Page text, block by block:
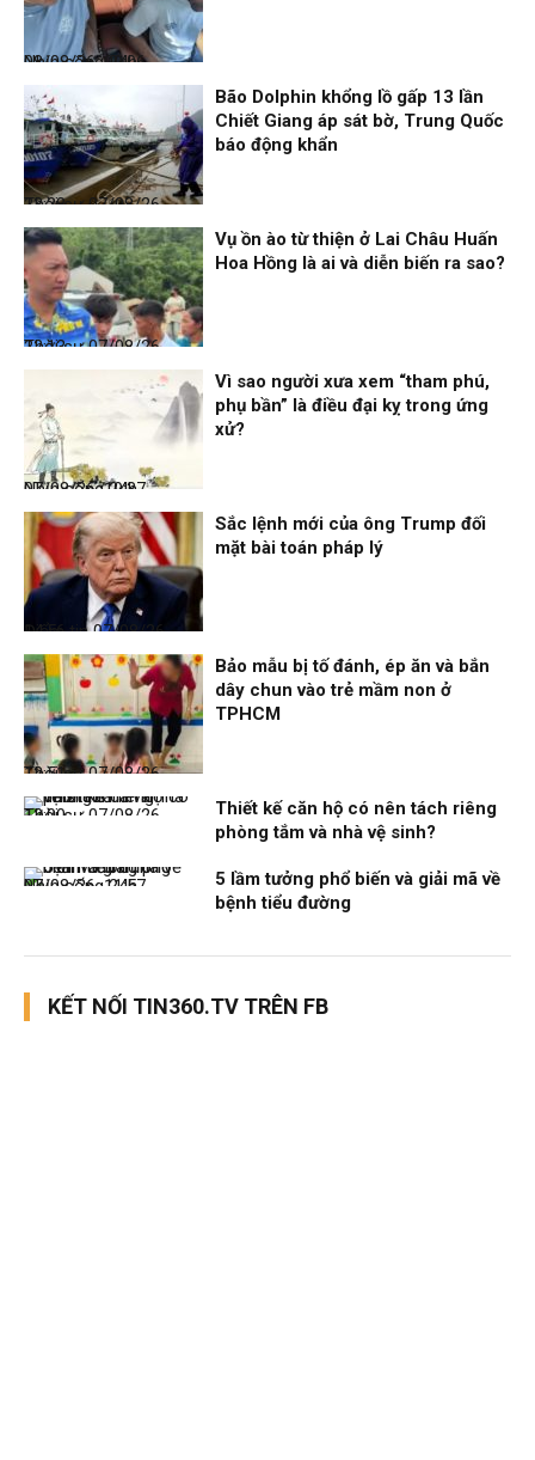
Nhịp sống 24h
08/08/26, 09:06
Thời sự
07/08/26, 23:28
Bão Dolphin khổng lồ gấp 13 lần
Chiết Giang áp sát bờ, Trung Quốc
báo động khẩn
Thời sự
07/08/26, 22:13
Vụ ồn ào từ thiện ở Lai Châu Huấn
Hoa Hồng là ai và diễn biến ra sao?
Nhịp sống 24h
07/08/26, 19:37
Vì sao người xưa xem “tham phú,
phụ bần” là điều đại kỵ trong ứng
xử?
Điểm tin
07/08/26, 14:56
Sắc lệnh mới của ông Trump đối
mặt bài toán pháp lý
Thời sự
07/08/26, 12:51
Bảo mẫu bị tố đánh, ép ăn và bắn
dây chun vào trẻ mầm non ở
TPHCM
Thời sự
07/08/26, 12:00
Thiết kế căn hộ có nên tách riêng
phòng tắm và nhà vệ sinh?
Nhịp sống 24h
07/08/26, 11:57
5 lầm tưởng phổ biến và giải mã về
bệnh tiểu đường
KẾT NỐI TIN360.TV TRÊN FB